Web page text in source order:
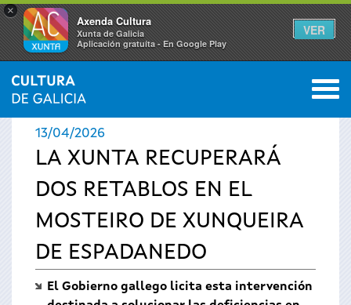
×
Axenda Cultura
Xunta de Galicia
Aplicación gratuíta - En Google Play
VER
Se
encuentra
usted
aquí
INICIO › ACTUALIDAD 0
13/04/2026
LA XUNTA RECUPERARÁ
DOS RETABLOS EN EL
MOSTEIRO DE XUNQUEIRA
DE ESPADANEDO
El Gobierno gallego licita esta intervención